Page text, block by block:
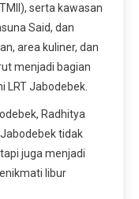
serta kawasan
Said, dan
area kuliner, dan
menjadi bagian
LRT Jabodebek.
Radhitya
tidak
juga menjadi
libur